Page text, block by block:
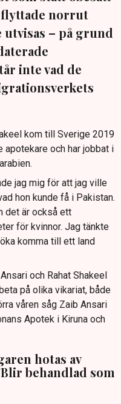
norrut
utvisas – på grund
inte vad de
kom till Sverige 2019
apotekare och har jobbat i
jag mig för att jag ville
hon kunde få i Pakistan.
det är också ett
för kvinnor. Jag tänkte
komma till ett land
och Rahat Shakeel
på olika vikariat, både
våren såg Zaib Ansari
Apotek i Kiruna och
hotas av
behandlad som